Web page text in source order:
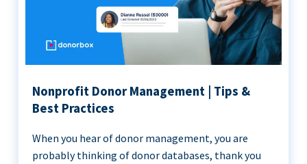
Nonprofit Donor Management | Tips &
Best Practices
When you hear of donor management, you are
probably thinking of donor databases, thank you